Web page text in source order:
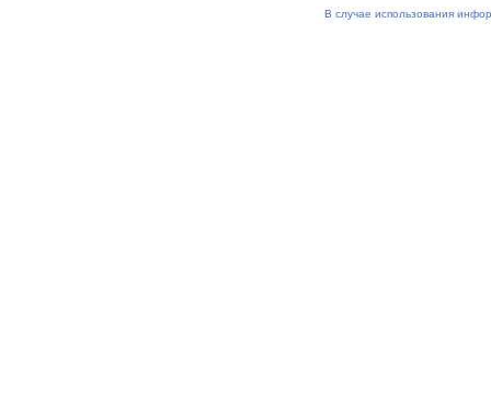
В случае использования